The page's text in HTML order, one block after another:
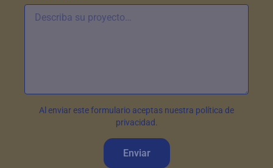
Al enviar este formulario aceptas nuestra política de
privacidad.
Enviar